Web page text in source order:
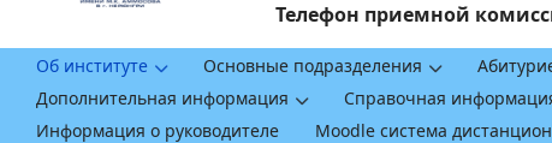
Телефон приемной
Об институте Основные подразделения
Дополнительная информация
Справочная
Информация о руководителе
Moodle система